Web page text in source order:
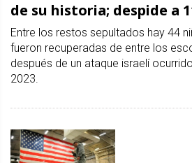
de su historia; despide a
Entre los restos sepultados hay 44
fueron recuperadas de entre los
después de un ataque israelí
2023.